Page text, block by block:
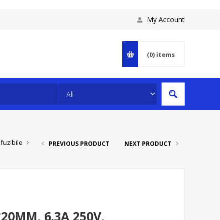
My Account
(0) items
PREVIOUS PRODUCT NEXT PRODUCT
6.3A 250V,